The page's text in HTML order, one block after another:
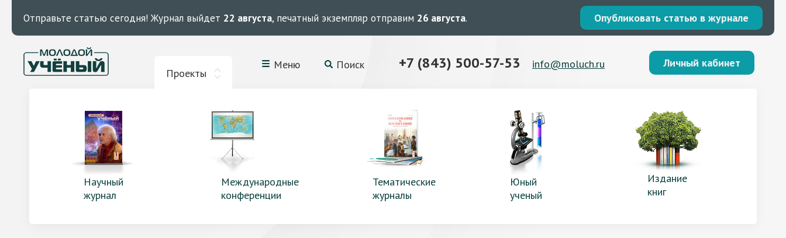
Отправьте статью сегодня! Журнал выйдет 22 августа, печатный экземпляр отправим 26 августа. Опубликовать статью в журнале
Проекты
Меню Поиск +7 (843) 500-57-53 info@moluch.ru Личный кабинет
Научный
журнал
Международные
конференции
Тематические
журналы
Юный
ученый
Издание
книг